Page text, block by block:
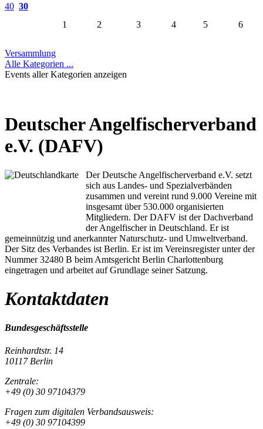
40 30
1
2 3 4 5 6
Versammlung
Alle Kategorien ...
Events aller Kategorien anzeigen
Deutscher Angelfischerverband
e.V. (DAFV)
Der Deutsche Angelfischerverband e.V. setzt
sich aus Landes- und Spezialverbänden
zusammen und vereint rund 9.000 Vereine mit
insgesamt über 530.000 organisierten
Mitgliedern. Der DAFV ist der Dachverband
der Angelfischer in Deutschland. Er ist
gemeinnützig und anerkannter Naturschutz- und Umweltverband.
Der Sitz des Verbandes ist Berlin. Er ist im Vereinsregister unter der
Nummer 32480 B beim Amtsgericht Berlin Charlottenburg
eingetragen und arbeitet auf Grundlage seiner Satzung.
Kontaktdaten
Bundesgeschäftsstelle
Reinhardtstr. 14
10117 Berlin
Zentrale:
+49 (0) 30 97104379
Fragen zum digitalen Verbandsausweis:
+49 (0) 30 97104399